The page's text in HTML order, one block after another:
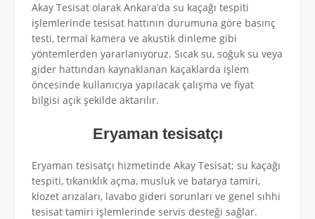
Akay Tesisat olarak Ankara’da su kaçağı tespiti
işlemlerinde tesisat hattının durumuna göre basınç
testi, termal kamera ve akustik dinleme gibi
yöntemlerden yararlanıyoruz. Sıcak su, soğuk su veya
gider hattından kaynaklanan kaçaklarda işlem
öncesinde kullanıcıya yapılacak çalışma ve fiyat
bilgisi açık şekilde aktarılır.
Eryaman tesisatçı
Eryaman tesisatçı hizmetinde Akay Tesisat; su kaçağı
tespiti, tıkanıklık açma, musluk ve batarya tamiri,
klozet arızaları, lavabo gideri sorunları ve genel sıhhi
tesisat tamiri işlemlerinde servis desteği sağlar.